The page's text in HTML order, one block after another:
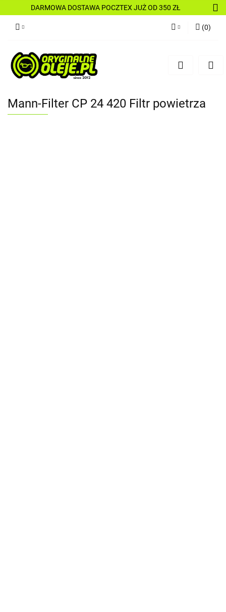
DARMOWA DOSTAWA POCZTEX JUŻ OD 350 ZŁ
Zarejestruj się
(0)
Mann-Filter CP 24 420 Filtr powietrza